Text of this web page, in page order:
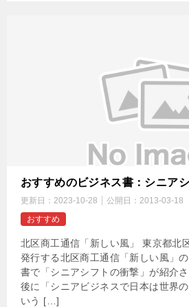
おすすめのビジネス書：シニア
更新日： 2023-10-28 公開日： 2013-03-18
おすすめ
北区商工通信「新しい風」 東京都北
発行する北区商工通信「新しい風」
書で「シニアシフトの衝撃」が紹介
後に「シニアビジネスで日本は世界
いう […]